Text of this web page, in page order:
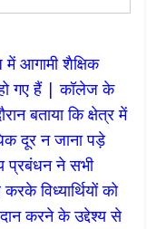
में आगामी शैक्षिक
गए हैं | कॉलेज के
बताया कि क्षेत्र में
दूर न जाना पड़े
प्रबंधन ने सभी
विध्यार्थियों को
करने के उद्देश्य से